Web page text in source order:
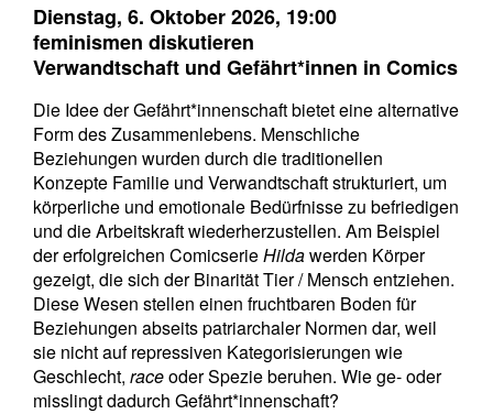
Dienstag, 6. Oktober 2026, 19:00
feminismen diskutieren
Verwandtschaft und Gefährt*innen in Comics
Die Idee der Gefährt*innenschaft bietet eine alternative
Form des Zusammenlebens. Menschliche
Beziehungen wurden durch die traditionellen
Konzepte Familie und Verwandtschaft strukturiert, um
körperliche und emotionale Bedürfnisse zu befriedigen
und die Arbeitskraft wiederherzustellen. Am Beispiel
der erfolgreichen ComicserieHildawerden Körper
gezeigt, die sich der Binarität Tier / Mensch entziehen.
Diese Wesen stellen einen fruchtbaren Boden für
Beziehungen abseits patriarchaler Normen dar, weil
sie nicht auf repressiven Kategorisierungen wie
Geschlecht,raceoder Spezie beruhen. Wie ge- oder
misslingt dadurch Gefährt*innenschaft?